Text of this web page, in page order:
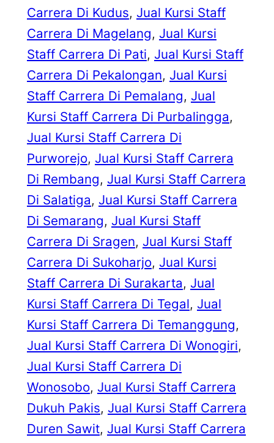
Carrera Di Kudus, Jual Kursi Staff
Carrera Di Magelang, Jual Kursi
Staff Carrera Di Pati, Jual Kursi Staff
Carrera Di Pekalongan, Jual Kursi
Staff Carrera Di Pemalang, Jual
Kursi Staff Carrera Di Purbalingga
Jual Kursi Staff Carrera Di
Purworejo, Jual Kursi Staff Carrera
Di Rembang, Jual Kursi Staff Carrera
Di Salatiga, Jual Kursi Staff Carrera
Di Semarang, Jual Kursi Staff
Carrera Di Sragen, Jual Kursi Staff
Carrera Di Sukoharjo, Jual Kursi
Staff Carrera Di Surakarta, Jual
Kursi Staff Carrera Di Tegal, Jual
Kursi Staff Carrera Di Temanggung
Jual Kursi Staff Carrera Di Wonogiri
Jual Kursi Staff Carrera Di
Wonosobo, Jual Kursi Staff Carrera
Dukuh Pakis, Jual Kursi Staff Carrera
Duren Sawit, Jual Kursi Staff Carrera